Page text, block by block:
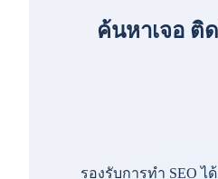
ค้นหาเจอ ติ
รองรับการทำ SEO ไ